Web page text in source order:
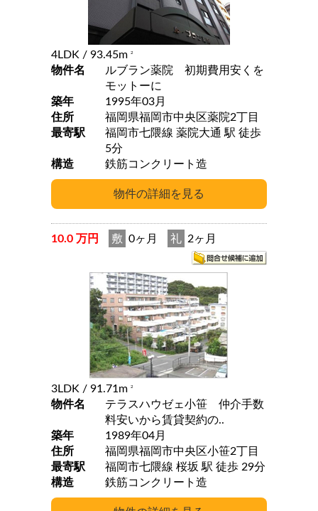
4LDK / 93.45m 2
物件名
ルブラン薬院 初期費用安くを
モットーに
築年
1995年03月
住所
福岡県福岡市中央区薬院2丁目
最寄駅
福岡市七隈線 薬院大通 駅 徒歩
5分
構造
鉄筋コンクリート造
10.0 万円 敷 0ヶ月 礼 2ヶ月
3LDK / 91.71m 2
物件名
テラスハウゼェ小笹 仲介手数
料安いから賃貸契約の..
築年
1989年04月
住所
福岡県福岡市中央区小笹2丁目
最寄駅
福岡市七隈線 桜坂 駅 徒歩 29分
構造
鉄筋コンクリート造